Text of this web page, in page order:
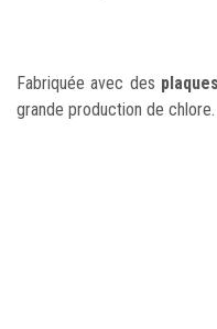
Fabriquée avec des
grande production de chlore.